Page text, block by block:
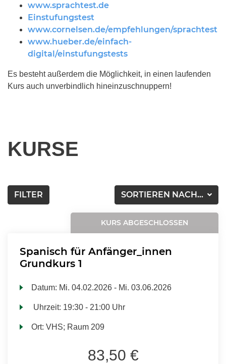
www.sprachtest.de
Einstufungstest
www.cornelsen.de/empfehlungen/sprachtest
www.hueber.de/einfach-
digital/einstufungstests
Es besteht außerdem die Möglichkeit, in einen laufenden
Kurs auch unverbindlich hineinzuschnuppern!
KURSE
SORTIEREN NACH...
FILTER
KURS ABGESCHLOSSEN
Spanisch für Anfänger_innen
Grundkurs 1
Datum: Mi. 04.02.2026 - Mi. 03.06.2026
Uhrzeit: 19:30 - 21:00 Uhr
Ort:VHS; Raum 209
83,50 €